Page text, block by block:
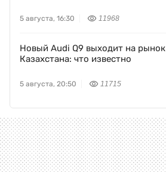
5 августа, 16:30 11968
Новый Audi Q9 выходит на рынок
Казахстана: что известно
5 августа, 20:50 11715